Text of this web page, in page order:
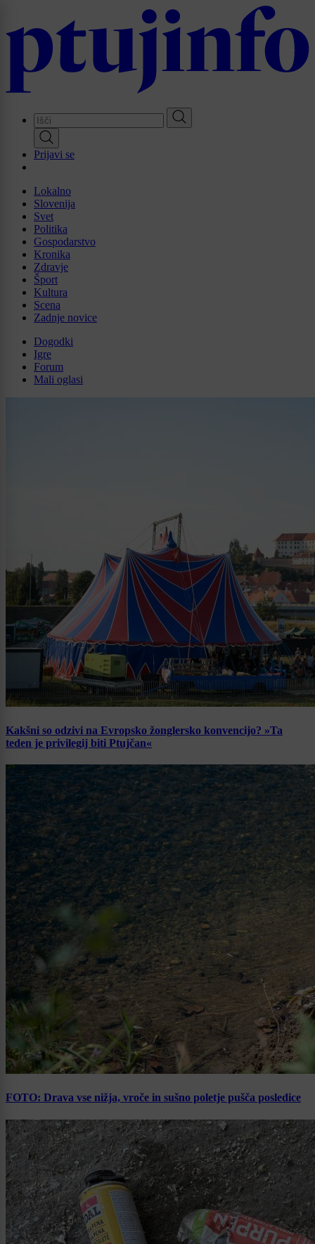
main
Prijavi se
Lokalno
Slovenija
Svet
Politika
Gospodarstvo
Kronika
Zdravje
Šport
Kultura
Scena
Zadnje novice
Dogodki
Igre
Forum
Mali oglasi
Kakšni so odzivi na Evropsko žonglersko konvencijo? »Ta
teden je privilegij biti Ptujčan«
FOTO: Drava vse nižja, vroče in sušno poletje pušča posledice